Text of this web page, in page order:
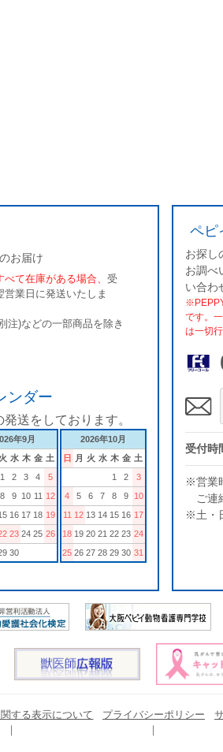
お届け
て在庫がある場合、 受
営業日に発送いたしま
注)などの一部商品を除き
ンダー
送をしております。
年9月
火 水 木 金 土
1
2 3 4
5
8 9 10 11 12
16 17 18 19
23 24 25 26
30
2026年10月
日 月 火 水 木 金 土
1
2
3
4
5 6 7 8 9
10
11 12 13 14 15 16 17
18 19 20 21 22 23 24
25 26 27 28 29 30 31
ペピ
お探し
お調べ
い合わ
です。
は一切
受付時
※営業
ご連
※土・
する表示について プライバシーポリシー